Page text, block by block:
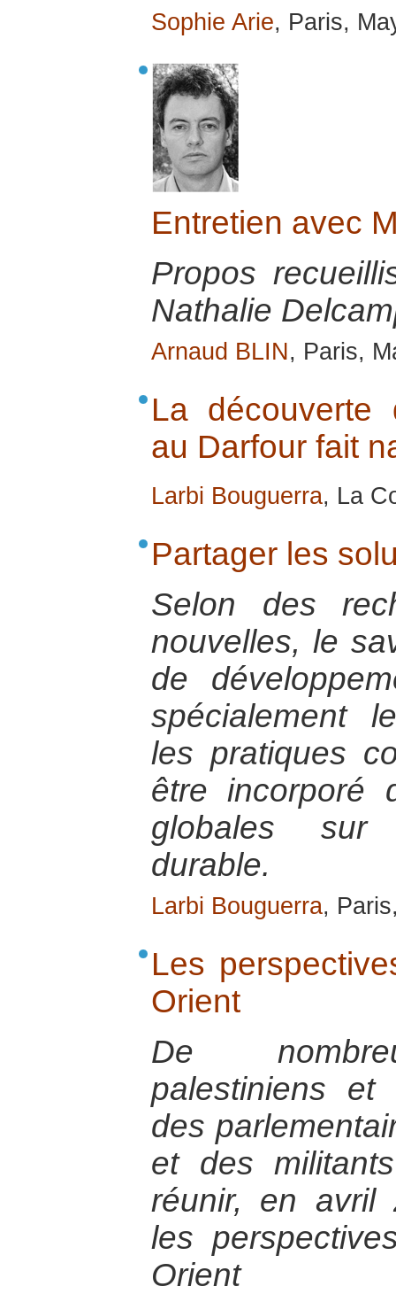
Sophie Arie, Paris,
Entretien avec
Propos
Nathalie
Arnaud BLIN, Paris,
La découverte
au Darfour fait
Larbi Bouguerra, La
Partager les
Selon des
nouvelles, le
de
spécialement
les pratiques
être incorporé
globales sur
durable.
Larbi Bouguerra,
Les
Orient
De
palestiniens et
des
et des
réunir, en avril
les
Orient